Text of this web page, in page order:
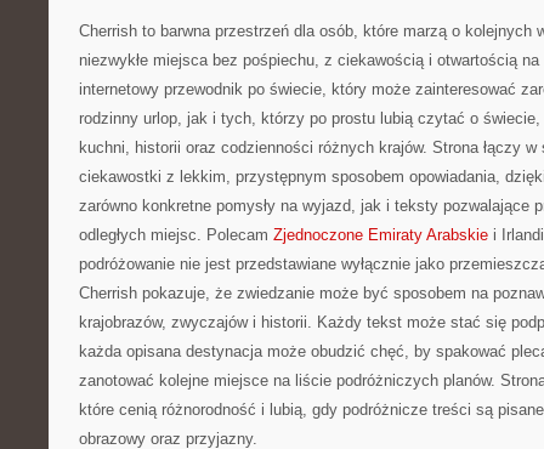
Cherrish to barwna przestrzeń dla osób, które marzą o kolejnych
niezwykłe miejsca bez pośpiechu, z ciekawością i otwartością
internetowy przewodnik po świecie, który może zainteresować
rodzinny urlop, jak i tych, którzy po prostu lubią czytać o
kuchni, historii oraz codzienności różnych krajów. Strona łączy w
ciekawostki z lekkim, przystępnym sposobem opowiadania,
zarówno konkretne pomysły na wyjazd, jak i teksty pozwalające
odległych miejsc. Polecam Zjednoczone Emiraty Arabskie i
podróżowanie nie jest przedstawiane wyłącznie jako
Cherrish pokazuje, że zwiedzanie może być sposobem na
krajobrazów, zwyczajów i historii. Każdy tekst może stać się
każda opisana destynacja może obudzić chęć, by spakować
zanotować kolejne miejsce na liście podróżniczych planów.
które cenią różnorodność i lubią, gdy podróżnicze treści są
obrazowy oraz przyjazny.